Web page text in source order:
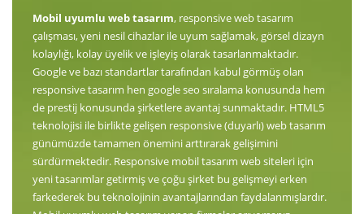
Mobil uyumlu web tasarım, responsive web tasarım
çalışması, yeni nesil cihazlar ile uyum sağlamak, görsel dizayn
kolaylığı, kolay üyelik ve işleyiş olarak tasarlanmaktadır.
Google ve bazı standartlar tarafından kabul görmüş olan
responsive tasarım hen google seo sıralama konusunda hem
de prestij konusunda şirketlere avantaj sunmaktadır. HTML5
teknolojisi ile birlikte gelişen responsive (duyarlı) web tasarım
günümüzde tamamen önemini arttırarak gelişimini
sürdürmektedir. Responsive mobil tasarım web siteleri için
yeni tasarımlar getirmiş ve çoğu şirket bu gelişmeyi erken
farkederek bu teknolojinin avantajlarından faydalanmışlardır.